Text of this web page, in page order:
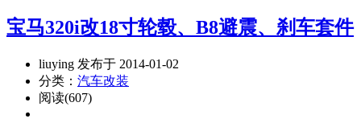
宝马320i改18寸轮毂、B8避震、刹车套件
liuying 发布于 2014-01-02
分类： 汽车改装
阅读(607)